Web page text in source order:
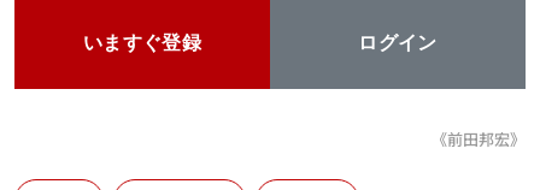
いますぐ登録 ログイン
《前田邦宏》